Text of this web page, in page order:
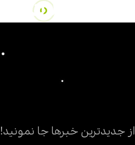
محصولات
از جدیدترین خبرها جا